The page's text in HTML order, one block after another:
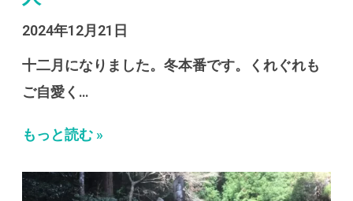
2024年12月21日
十二月になりました。冬本番です。くれぐれも
ご自愛く…
もっと読む »